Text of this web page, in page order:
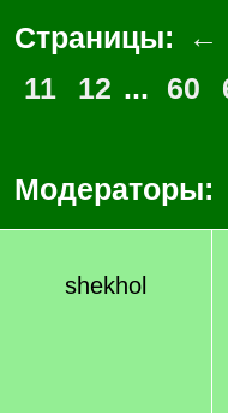
Страницы: ←
11
12 ... 60
Модераторы:
shekhol